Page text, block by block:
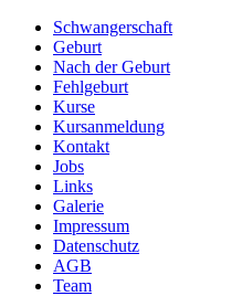
Schwangerschaft
Geburt
Nach der Geburt
Fehlgeburt
Kurse
Kursanmeldung
Kontakt
Jobs
Links
Galerie
Impressum
Datenschutz
AGB
Team